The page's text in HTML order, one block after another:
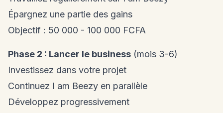
Épargnez une partie des gains
Objectif : 50 000 - 100 000 FCFA
Phase 2 : Lancer le business (mois 3-6)
Investissez dans votre projet
Continuez I am Beezy en parallèle
Développez progressivement